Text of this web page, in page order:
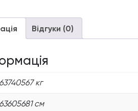
Відгуки (0)
кг
см